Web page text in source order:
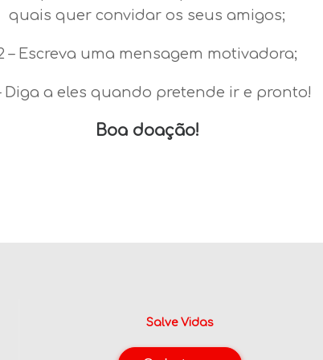
quais quer convidar os seus amigos;
– Escreva uma mensagem motivadora;
Diga a eles quando pretende ir e pronto!
Boa doação!
Salve Vidas